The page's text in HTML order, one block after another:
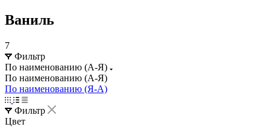
Ваниль
7
Фильтр
По наименованию (А-Я)
По наименованию (А-Я)
По наименованию (Я-А)
Фильтр
Цвет